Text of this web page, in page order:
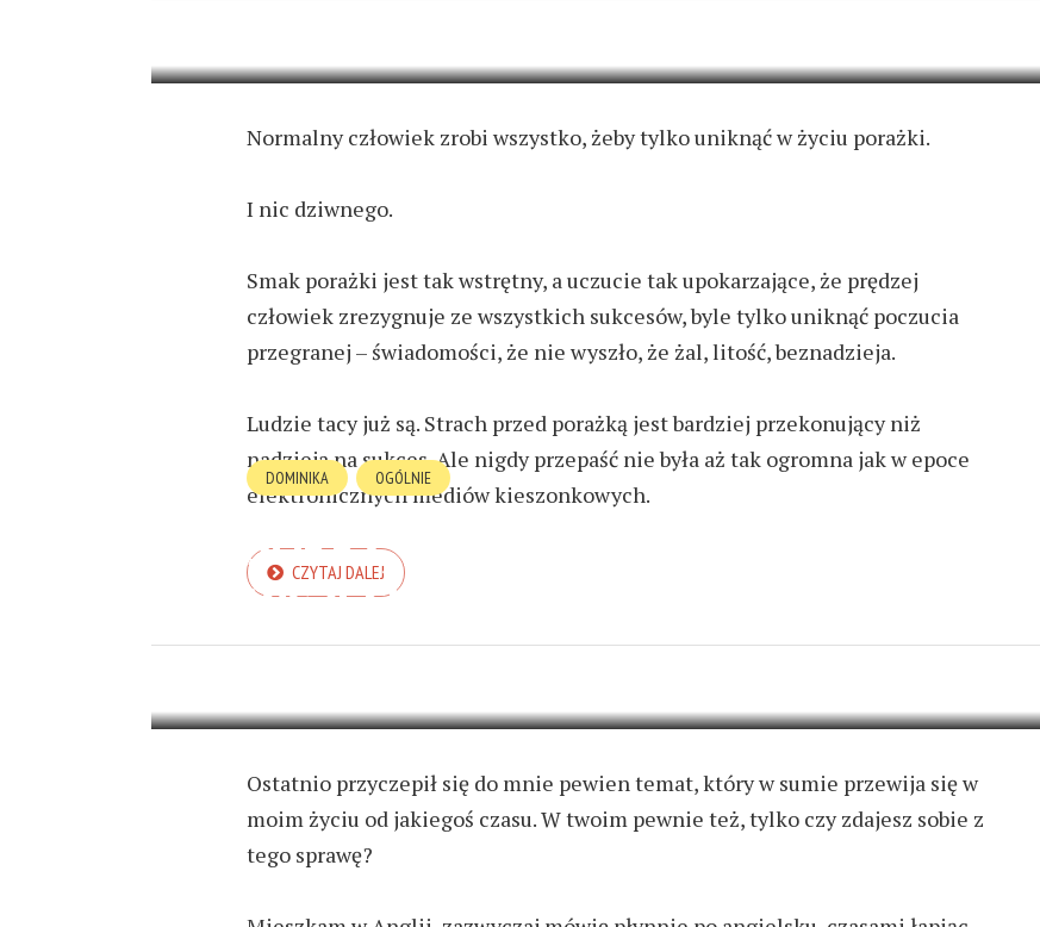
Normalny człowiek zrobi wszystko, żeby tylko uniknąć w życiu porażki.
I nic dziwnego.
Smak porażki jest tak wstrętny, a uczucie tak upokarzające, że prędzej
człowiek zrezygnuje ze wszystkich sukcesów, byle tylko uniknąć poczucia
przegranej – świadomości, że nie wyszło, że żal, litość, beznadzieja.
Ludzie tacy już są. Strach przed porażką jest bardziej przekonujący niż
nadzieja na sukces. Ale nigdy przepaść nie była aż tak ogromna jak w epoce
elektronicznych mediów kieszonkowych.
CZYTAJ DALEJ
DOMINIKA OGÓLNIE
SORRY, NIE JESTEŚ CENTRUM
WSZECHŚWIATA
Ostatnio przyczepił się do mnie pewien temat,który w sumie przewija się w
moim życiu od jakiegoś czasu.Wtwoim pewnie też,tylko czy zdajesz sobie z
tego sprawę?